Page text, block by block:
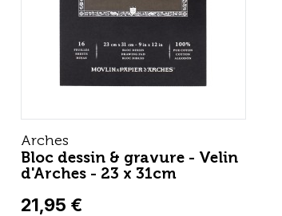
Arches
Bloc dessin & gravure - Velin
d'Arches - 23 x 31cm
21,95 €